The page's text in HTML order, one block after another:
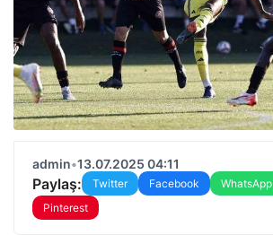
admin•13.07.2025 04:11
Paylaş: Twitter Facebook WhatsApp
Pinterest